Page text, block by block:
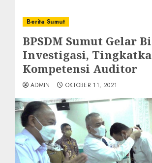
Berita Sumut
BPSDM Sumut Gelar
Investigasi,
Kompetensi Auditor
ADMIN OKTOBER 11, 2021